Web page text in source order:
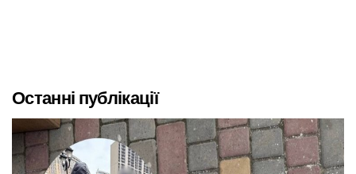
Останні публікації